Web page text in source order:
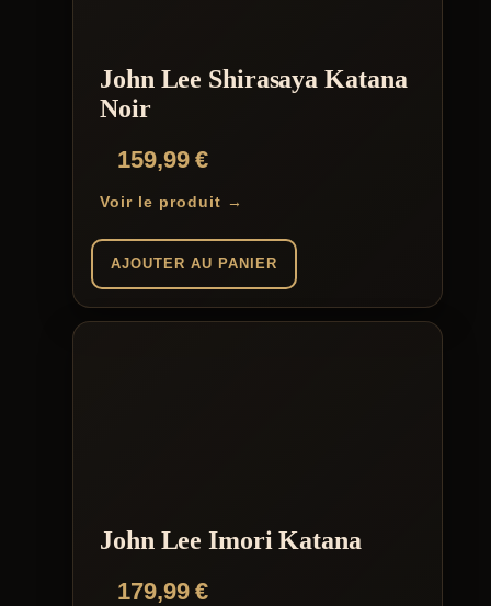
John Lee Shirasaya Katana
Noir
159,99€
Voir le produit →
AJOUTER AU PANIER
John Lee Imori Katana
179,99€